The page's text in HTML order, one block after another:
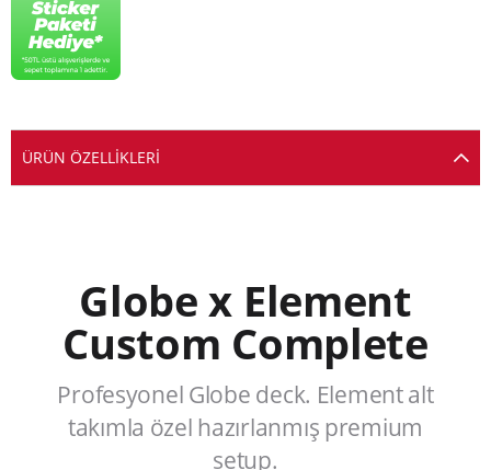
ÜRÜN ÖZELLIKLERI
Globe x Element
Custom Complete
Profesyonel Globe deck. Element alt
takımla özel hazırlanmış premium
setup.